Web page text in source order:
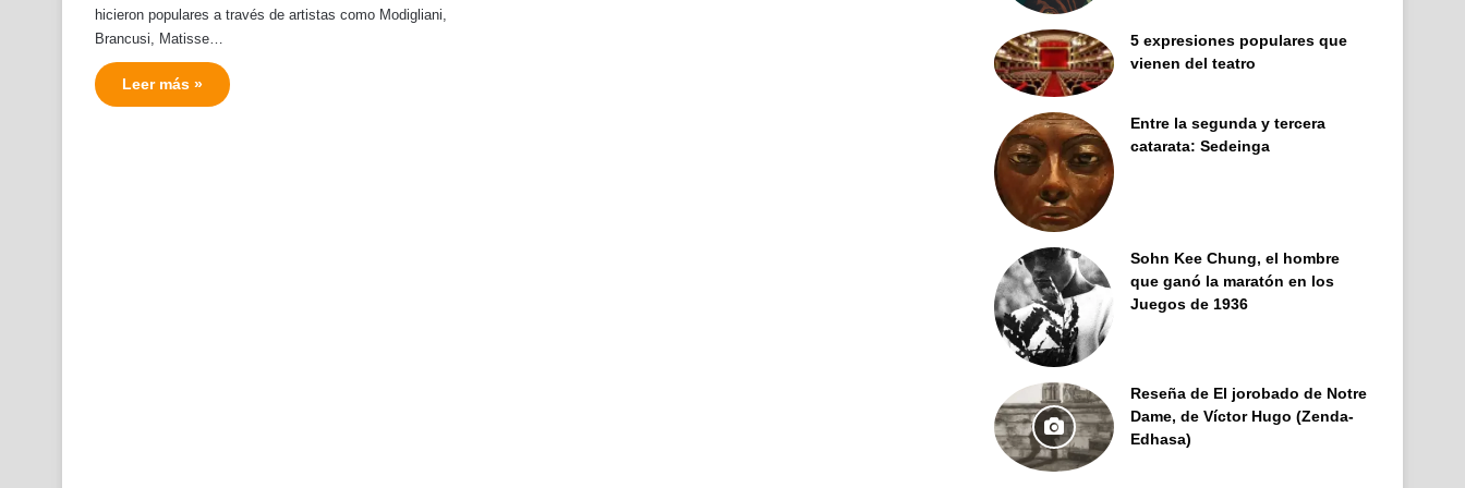
hicieron populares a través de artistas como Modigliani,
Brancusi, Matisse…
Leer más »
5 expresiones populares que
vienen del teatro
Entre la segunda y tercera
catarata: Sedeinga
Sohn Kee Chung, el hombre
que ganó la maratón en los
Juegos de 1936
Reseña de El jorobado de Notre
Dame, de Víctor Hugo (Zenda-
Edhasa)